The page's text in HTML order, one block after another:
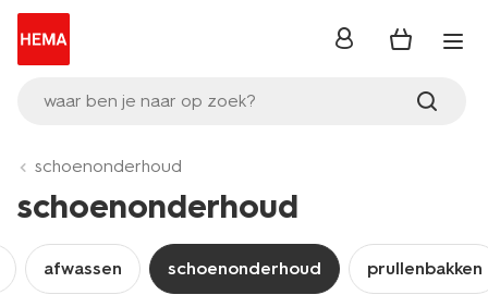
waar ben je naar op zoek?
inloggen
schoenonderhoud
schoenonderhoud
afwassen schoenonderhoud prullenbakken